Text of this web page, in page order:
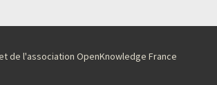
de l'association OpenKnowledge France